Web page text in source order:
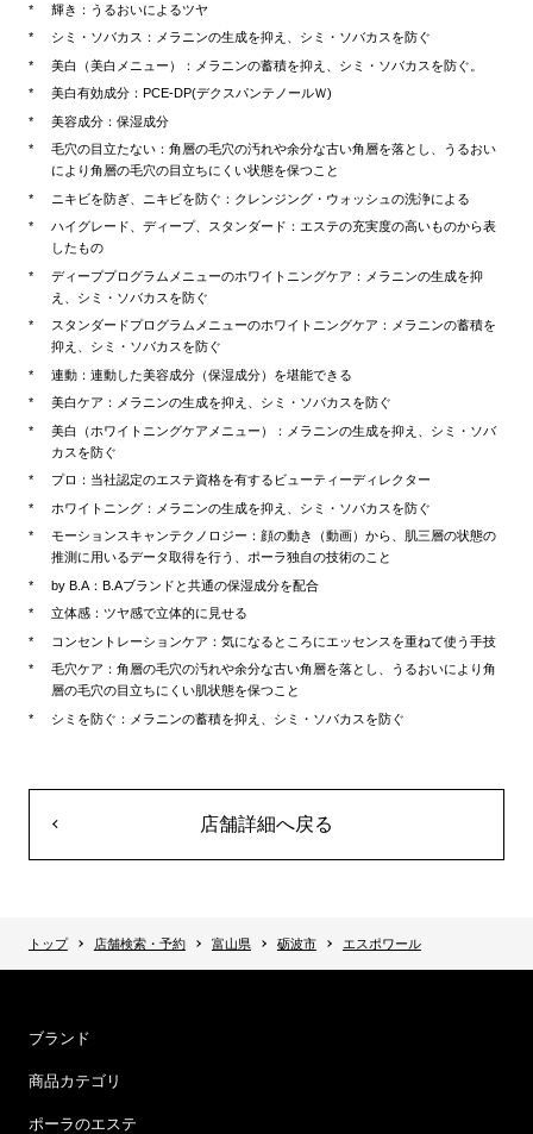
輝き：うるおいによるツヤ
シミ・ソバカス：メラニンの生成を抑え、シミ・ソバカスを防ぐ
美白（美白メニュー）：メラニンの蓄積を抑え、シミ・ソバカスを防ぐ。
美白有効成分：PCE-DP(デクスパンテノールＷ)
美容成分：保湿成分
毛穴の目立たない：角層の毛穴の汚れや余分な古い角層を落とし、うるおい
により角層の毛穴の目立ちにくい状態を保つこと
ニキビを防ぎ、ニキビを防ぐ：クレンジング・ウォッシュの洗浄による
ハイグレード、ディープ、スタンダード：エステの充実度の高いものから表
したもの
ディーププログラムメニューのホワイトニングケア：メラニンの生成を抑
え、シミ・ソバカスを防ぐ
スタンダードプログラムメニューのホワイトニングケア：メラニンの蓄積を
抑え、シミ・ソバカスを防ぐ
連動：連動した美容成分（保湿成分）を堪能できる
美白ケア：メラニンの生成を抑え、シミ・ソバカスを防ぐ
美白（ホワイトニングケアメニュー）：メラニンの生成を抑え、シミ・ソバ
カスを防ぐ
プロ：当社認定のエステ資格を有するビューティーディレクター
ホワイトニング：メラニンの生成を抑え、シミ・ソバカスを防ぐ
モーションスキャンテクノロジー：顔の動き（動画）から、肌三層の状態の
推測に用いるデータ取得を行う、ポーラ独自の技術のこと
by B.A：B.Aブランドと共通の保湿成分を配合
立体感：ツヤ感で立体的に見せる
コンセントレーションケア：気になるところにエッセンスを重ねて使う手技
毛穴ケア：角層の毛穴の汚れや余分な古い角層を落とし、うるおいにより角
層の毛穴の目立ちにくい肌状態を保つこと
シミを防ぐ：メラニンの蓄積を抑え、シミ・ソバカスを防ぐ
店舗詳細へ戻る
トップ 店舗検索・予約 富山県 砺波市 エスポワール
ブランド
商品カテゴリ
ポーラのエステ